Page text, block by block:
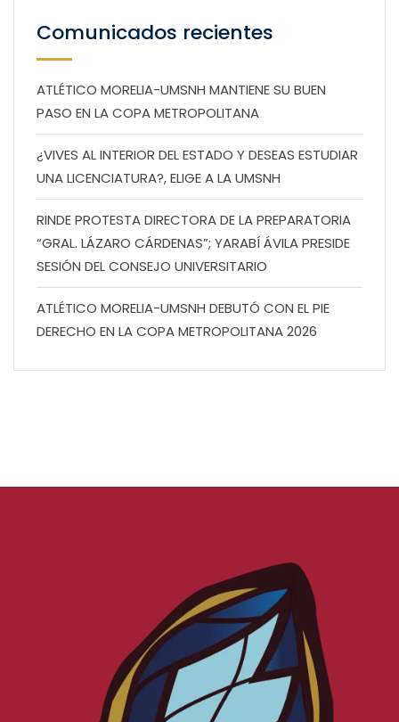
Comunicados recientes
ATLÉTICO MORELIA-UMSNH MANTIENE SU BUEN
PASO EN LA COPA METROPOLITANA
¿VIVES AL INTERIOR DEL ESTADO Y DESEAS ESTUDIAR
UNA LICENCIATURA?, ELIGE A LA UMSNH
RINDE PROTESTA DIRECTORA DE LA PREPARATORIA
“GRAL. LÁZARO CÁRDENAS”; YARABÍ ÁVILA PRESIDE
SESIÓN DEL CONSEJO UNIVERSITARIO
ATLÉTICO MORELIA-UMSNH DEBUTÓ CON EL PIE
DERECHO EN LA COPA METROPOLITANA 2026